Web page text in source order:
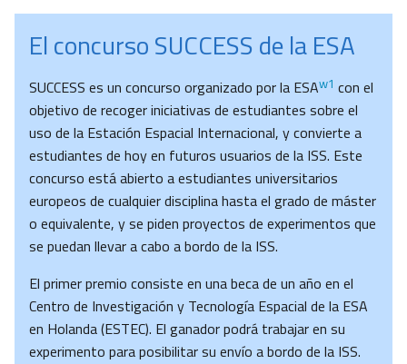
El concurso SUCCESS de la ESA
SUCCESS es un concurso organizado por la ESAw1 con el
objetivo de recoger iniciativas de estudiantes sobre el
uso de la Estación Espacial Internacional, y convierte a
estudiantes de hoy en futuros usuarios de la ISS. Este
concurso está abierto a estudiantes universitarios
europeos de cualquier disciplina hasta el grado de máster
o equivalente, y se piden proyectos de experimentos que
se puedan llevar a cabo a bordo de la ISS.
El primer premio consiste en una beca de un año en el
Centro de Investigación y Tecnología Espacial de la ESA
en Holanda (ESTEC). El ganador podrá trabajar en su
experimento para posibilitar su envío a bordo de la ISS.